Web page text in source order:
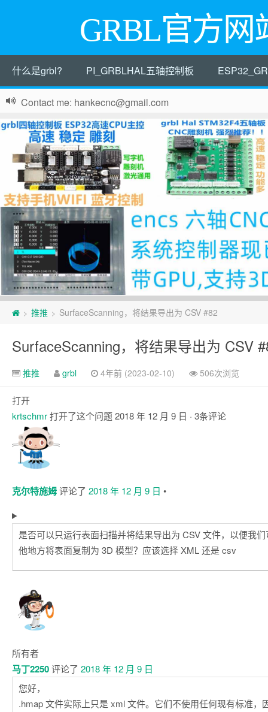
GRBL官方网
什么是grbl? PI_GRBLHAL五轴控制板
Contact me: hankecnc@gmail.com
> 推推 > SurfaceScanning，将结果导出为 CSV #82
SurfaceScanning，将结果导出为 CSV
推推 grbl 4年前 (2023-02-10) 506次浏览
打开
krtschmr打开了这个问题2018 年 12 月 9 日 · 3条评论
评
克尔特施姆评论了 2018 年 12 月 9 日 •
是否可以只运行表面扫描并将结果导出为 CSV 文件，以便我
他地方将表面复制为 3D 模型？应该选择 XML 还是 csv
所有者
马丁2250评论了 2018 年 12 月 9 日
您好，
.hmap 文件实际上只是 xml 文件。它们不使用任何现有标准，